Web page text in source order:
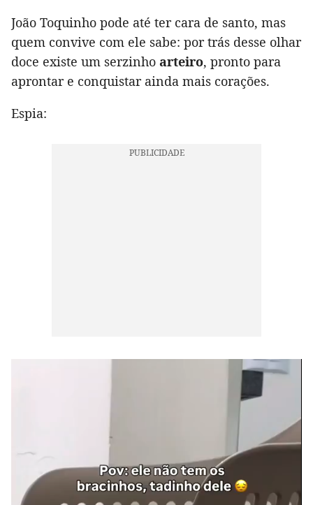
João Toquinho pode até ter cara de santo, mas
quem convive com ele sabe: por trás desse olhar
doce existe um serzinho arteiro, pronto para
aprontar e conquistar ainda mais corações.
Espia: